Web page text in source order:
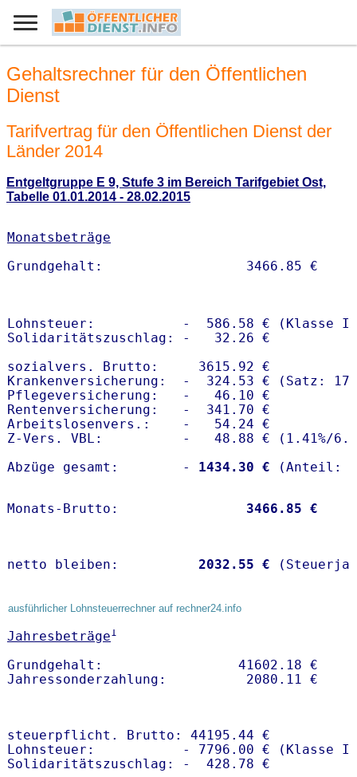
Gehaltsrechner für den Öffentlichen
Dienst
Tarifvertrag für den Öffentlichen Dienst der
Länder 2014
Entgeltgruppe E 9, Stufe 3 im Bereich Tarifgebiet Ost,
Tabelle 01.01.2014 - 28.02.2015
Monatsbeträge
Lohnsteuer:           -  586.58 € (Klasse I)
Solidaritätszuschlag: -   32.26 €
sozialvers. Brutto:     3615.92 €
Krankenversicherung:  -  324.53 € (Satz:
Pflegeversicherung:   -   46.10 €
Rentenversicherung:   -  341.70 €
Arbeitslosenvers.:    -   54.24 €
Z-Vers. VBL:          -   48.88 € ( 1.41%/
Abzüge gesamt:        -
1434.30 €
Monats-Brutto: 3466.85 €
netto bleiben: 2032.55 €
ausführlicher Lohnsteuerrechner auf rechner24.info
Jahresbeträge1
Grundgehalt:                 41602.18 €
steuerpflicht. Brutto: 44195.44 €
Lohnsteuer:           - 7796.00 € (Klasse I)
Solidaritätszuschlag: -  428.78 €